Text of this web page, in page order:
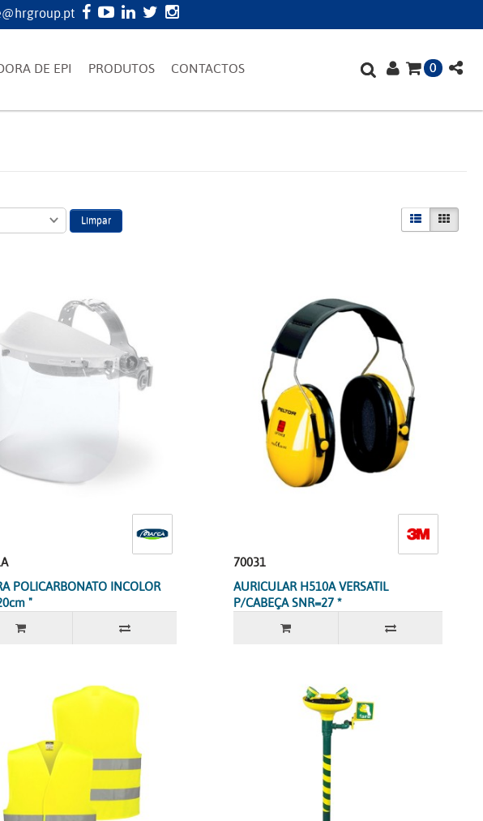
DE EPI PRODUTOS CONTACTOS 0
Limpar
POLICARBONATO INCOLOR
"
70031
AURICULAR H510A VERSATIL
P/CABEÇA SNR=27 *